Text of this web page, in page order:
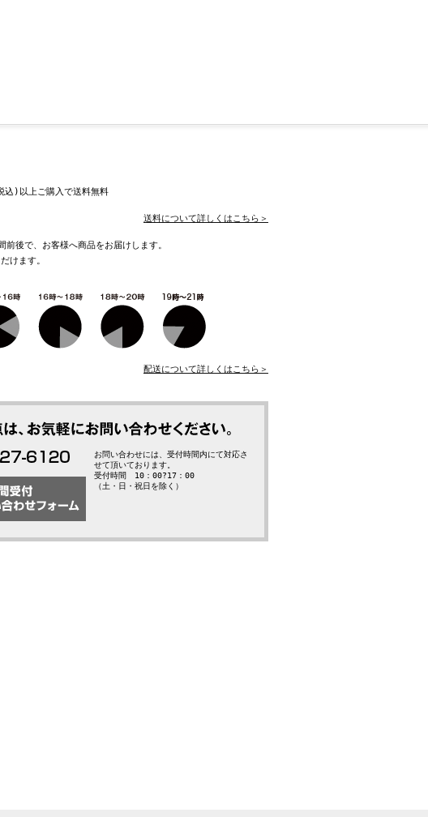
)以上ご購入で送料無料
送料について詳しくはこちら＞
前後で、お客様へ商品をお届けします。
けます。
配送について詳しくはこちら＞
お問い合わせには、受付時間内にて対応さ
せて頂いております。
受付時間 10：00?17：00
（土・日・祝日を除く）